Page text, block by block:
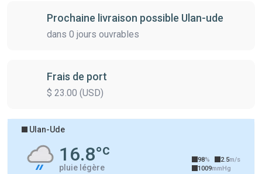
Prochaine livraison possible Ulan-ude
dans 0 jours ouvrables
Frais de port
$ 23.00 (USD)
Ulan-Ude
16.8°c
pluie légère
98% 2.5m/s
1009mmHg